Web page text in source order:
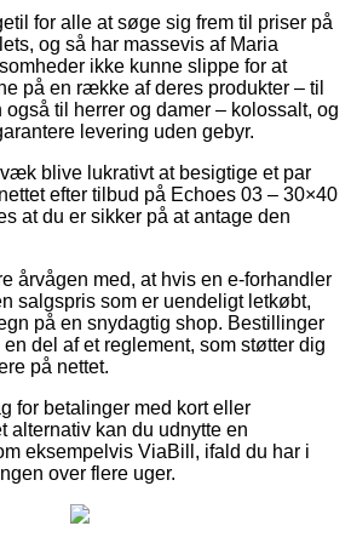
for alle at søge sig frem til priser på
og så har massevis af Maria
ikke kunne slippe for at
på en række af deres produkter – til
også til herrer og damer – kolossalt, og
levering uden gebyr.
blive lukrativt at besigtige et par
efter tilbud på Echoes 03 – 30×40
at du er sikker på at antage den
årvågen med, at hvis en e-forhandler
salgspris som er uendeligt letkøbt,
på en snydagtig shop. Bestillinger
del af et reglement, som støtter dig
på nettet.
for betalinger med kort eller
alternativ kan du udnytte en
eksempelvis ViaBill, ifald du har i
over flere uger.